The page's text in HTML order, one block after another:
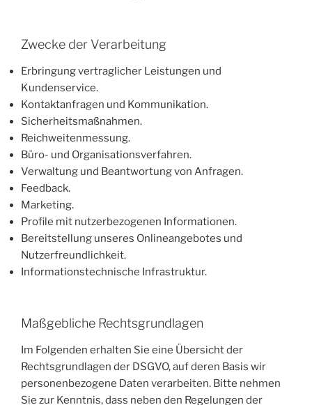
Zwecke der Verarbeitung
Erbringung vertraglicher Leistungen und
Kundenservice.
Kontaktanfragen und Kommunikation.
Sicherheitsmaßnahmen.
Reichweitenmessung.
Büro- und Organisationsverfahren.
Verwaltung und Beantwortung von Anfragen.
Feedback.
Marketing.
Profile mit nutzerbezogenen Informationen.
Bereitstellung unseres Onlineangebotes und
Nutzerfreundlichkeit.
Informationstechnische Infrastruktur.
Maßgebliche Rechtsgrundlagen
Im Folgenden erhalten Sie eine Übersicht der
Rechtsgrundlagen der DSGVO, auf deren Basis wir
personenbezogene Daten verarbeiten. Bitte nehmen
Sie zur Kenntnis, dass neben den Regelungen der